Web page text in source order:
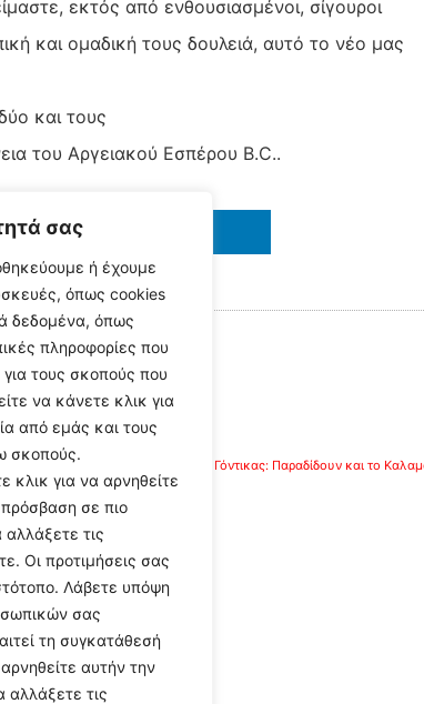
σας
ή έχουμε
όπως cookies
δεδομένα, όπως
πληροφορίες που
τους σκοπούς που
να κάνετε κλικ για
από εμάς και τους
σκοπούς.
κλικ για να αρνηθείτε
σε πιο
τις
Οι προτιμήσεις σας
Λάβετε υπόψη
σας
τη συγκατάθεσή
αυτήν την
αλλάξετε τις
εκτός από ενθουσιασμένοι, σίγουροι
και ομαδική τους δουλειά, αυτό το νέο μας
και τους
του Αργειακού Εσπέρου B.C..
Γόντικας: Παραδίδουν και το